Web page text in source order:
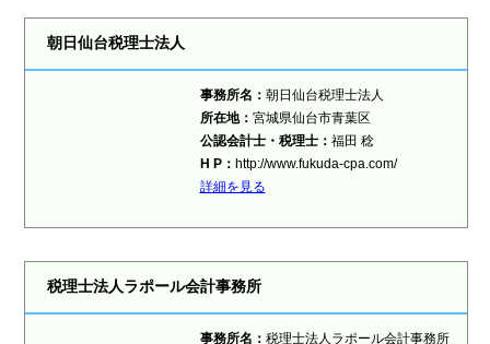
朝日仙台税理士法人
事務所名： 朝日仙台税理士法人
所在地： 宮城県仙台市青葉区
公認会計士・税理士： 福田 稔
H P： http://www.fukuda-cpa.com/
詳細を見る
税理士法人ラポール会計事務所
事務所名： 税理士法人ラポール会計事務所